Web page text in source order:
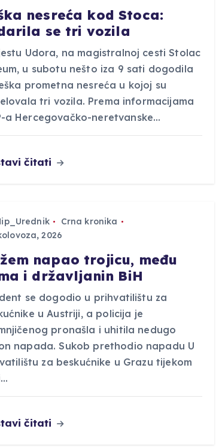
nesreća kod Stoca:
se tri vozila
Udora, na magistralnoj cesti Stolac
u subotu nešto iza 9 sati dogodila
prometna nesreća u kojoj su
tri vozila. Prema informacijama
a Hercegovačko-neretvanske…
čitati
Crna kronika
2026
napao trojicu, među
i državljanin BiH
se dogodio u prihvatilištu za
u Austriji, a policija je
pronašla i uhitila nedugo
napada. Sukob prethodio napadu U
za beskućnike u Grazu tijekom
čitati